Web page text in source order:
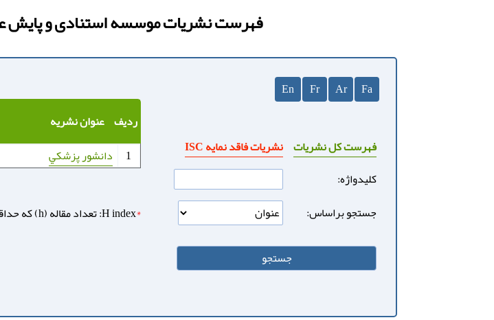
فهرست نشریات موسسه استنادی و پایش
Fa
Ar
Fr
En
فهرست کل نشریات نشریات فاقد نمایه ISC
کلیدواژه:
جستجو براساس:
ردیف عنوان نشریه
1 دانشور پزشكي
*H index: تعداد مقاله (h) که حداقل h استناد دریافت نموده‌اند.